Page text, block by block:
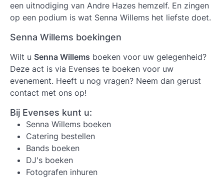
een uitnodiging van Andre Hazes hemzelf. En zingen
op een podium is wat Senna Willems het liefste doet.
Senna Willems boekingen
Wilt u Senna Willems boeken voor uw gelegenheid?
Deze act is via Evenses te boeken voor uw
evenement. Heeft u nog vragen? Neem dan gerust
contact met ons op!
Bij Evenses kunt u:
Senna Willems boeken
Catering bestellen
Bands boeken
DJ's boeken
Fotografen inhuren